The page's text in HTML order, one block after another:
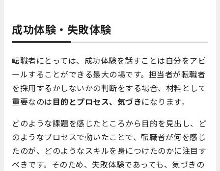
成功体験・失敗体験
転職者にとっては、成功体験を話すことは自分をアピ
ールすることができる最大の場です。担当者が転職者
を採用するかしないかの判断をする場合、材料として
重要なのは目的とプロセス、 気づきになります。
どのような課題を感じたところから目的を見出し、ど
のようなプロセスで動いたことで、転職者が何を感じ
たのが、どのようなスキルを身につけたのかに注目す
べきです。そのため、失敗体験であっても、気づきの